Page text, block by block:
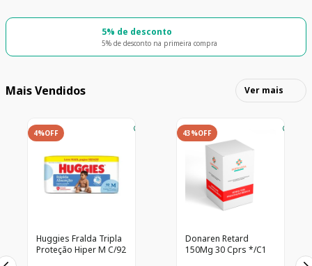
5% de desconto
5% de desconto na primeira compra
Mais Vendidos Ver mais
4%OFF
Huggies Fralda Tripla
Proteção Hiper M C/92
43%OFF
Donaren Retard
150Mg 30 Cprs */C1